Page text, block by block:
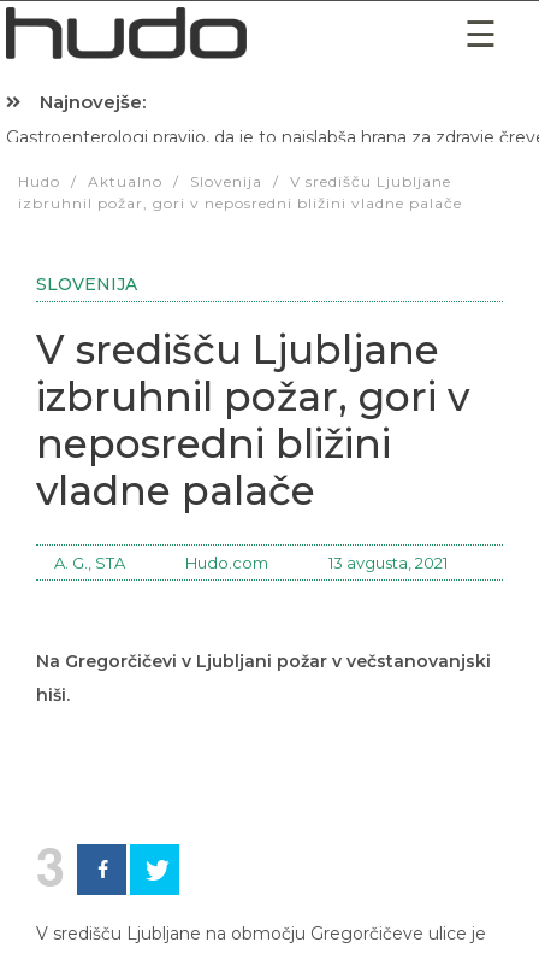
Najnovejše:
Hudo / Aktualno / Slovenija /
V središču Ljubljane
izbruhnil požar, gori v neposredni bližini vladne palače
SLOVENIJA
V središču Ljubljane
izbruhnil požar, gori v
neposredni bližini
vladne palače
A. G., STA Hudo.com 13 avgusta, 2021
Na Gregorčičevi v Ljubljani požar v večstanovanjski
hiši.
3
V središču Ljubljane na območju Gregorčičeve ulice je